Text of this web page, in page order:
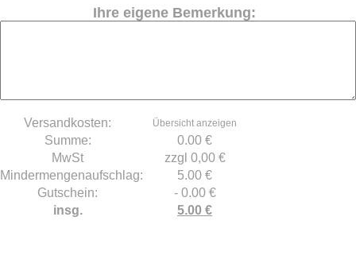
Ihre eigene Bemerkung:
Versandkosten:
Summe:
MwSt
Mindermengenaufschlag:
Gutschein:
insg.
Übersicht anzeigen
0.00 €
zzgl 0,00 €
5.00 €
- 0.00 €
5.00 €